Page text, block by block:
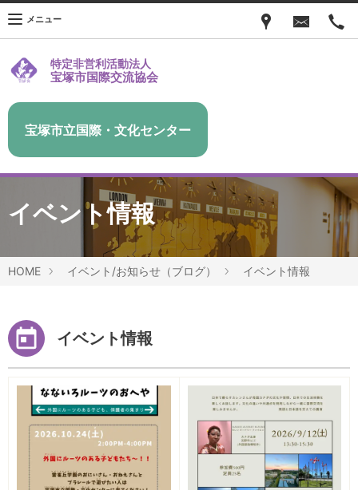
特定非営利活動法人
宝塚市国際交流協会
宝塚市立国際・文化センター
メニュー
イベント情報
HOME イベント/お知らせ（ブログ） イベント情報
イベント情報